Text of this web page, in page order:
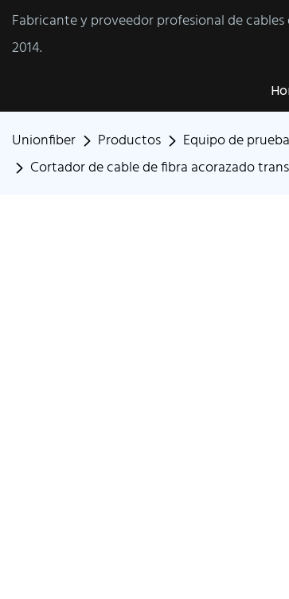
Fabricante y proveedor profesional de
2014.
Unionfiber Productos Equipo de
Cortador de cable de fibra acorazado